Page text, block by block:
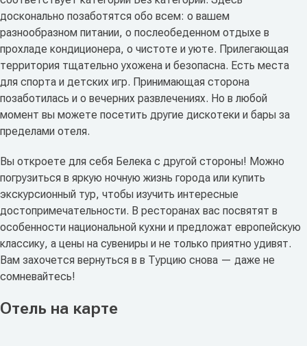
досконально позаботятся обо всем: о вашем
разнообразном питании, о послеобеденном отдыхе в
прохладе кондиционера, о чистоте и уюте. Прилегающая
территория тщательно ухожена и безопасна. Есть места
для спорта и детских игр. Принимающая сторона
позаботилась и о вечерних развлечениях. Но в любой
момент вы можете посетить другие дискотеки и бары за
пределами отеля.
Вы откроете для себя Белека с другой стороны! Можно
погрузиться в яркую ночную жизнь города или купить
экскурсионный тур, чтобы изучить интересные
достопримечательности. В ресторанах вас посвятят в
особенности национальной кухни и предложат европейскую
классику, а цены на сувениры и не только приятно удивят.
Вам захочется вернуться в в Турцию снова — даже не
сомневайтесь!
Отель на карте